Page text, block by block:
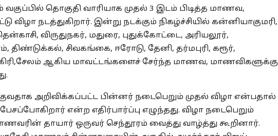
தொகுதி வாரியாக முதல் 3 இடம் பிடித்த மாணவ,
விழா நடத்துகிறார். இன்று நடக்கும் நிகழ்ச்சியில் கன்னியாகுமரி,
விருதுநகர், மதுரை, புதுக்கோட்டை, அரியலூர்,
திண்டுக்கல், சிவகங்கை, ஈரோடு, தேனி, தர்மபுரி, கரூர்,
ஆகிய மாவட்டங்களைச் சேர்ந்த மாணவ, மாணவிகளுக்கு
அறிவிக்கப்பட்ட பின்னர் நடைபெறும் முதல் விழா என்பதால்
என்ற எதிர்பார்ப்பு எழுந்தது. விழா நடைபெறும்
தாயார் ஒருவர் செந்தூரம் வைத்து வாழ்த்து கூறினார்.